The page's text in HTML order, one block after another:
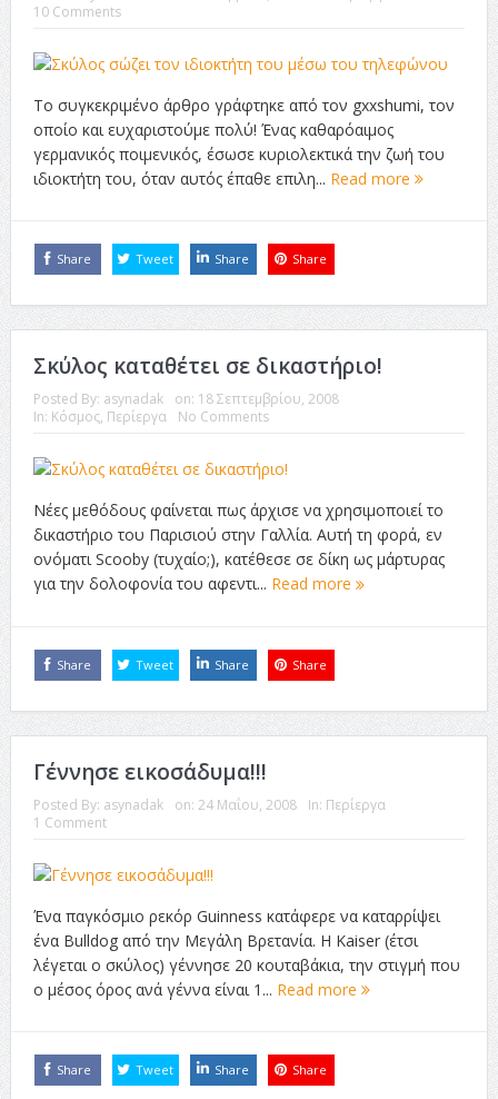
10 Comments
Το συγκεκριμένο άρθρο γράφτηκε από τον gxxshumi, τον
οποίο και ευχαριστούμε πολύ! Ένας καθαρόαιμος
γερμανικός ποιμενικός, έσωσε κυριολεκτικά την ζωή του
ιδιοκτήτη του, όταν αυτός έπαθε επιλη... Read more
Share Tweet Share Share
Σκύλος καταθέτει σε δικαστήριο!
Posted By: asynadak on: 18 Σεπτεμβρίου, 2008
In: Κόσμος, Περίεργα No Comments
Νέες μεθόδους φαίνεται πως άρχισε να χρησιμοποιεί το
δικαστήριο του Παρισιού στην Γαλλία. Αυτή τη φορά, εν
ονόματι Scooby (τυχαίο;), κατέθεσε σε δίκη ως μάρτυρας
για την δολοφονία του αφεντι... Read more
Share Tweet Share Share
Γέννησε εικοσάδυμα!!!
Posted By: asynadak on: 24 Μαΐου, 2008 In: Περίεργα
1 Comment
Ένα παγκόσμιο ρεκόρ Guinness κατάφερε να καταρρίψει
ένα Bulldog από την Μεγάλη Βρετανία. Η Kaiser (έτσι
λέγεται ο σκύλος) γέννησε 20 κουταβάκια, την στιγμή που
ο μέσος όρος ανά γέννα είναι 1... Read more
Share Tweet Share Share